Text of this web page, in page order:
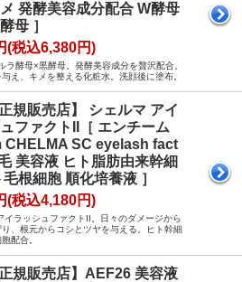
発酵美容成分配合 W酵母
母 ］
(税込6,380円)
ラ酵母×黒酵母。発酵美容成分を贅沢配合。
え、キメを整える化粧水。洗顔後に塗布。
正規販売店】 シェルマ アイ
ファクトII［ エンチーム
CHELMA SC eyelash fact
美容液 ヒト脂肪由来幹細
根細胞 順化培養液 ］
(税込4,180円)
イラッシュファクトII。日々のダメージから
り、根元からコシとツヤを与える。ヒト幹細
配合。
正規販売店】AEF26 美容液